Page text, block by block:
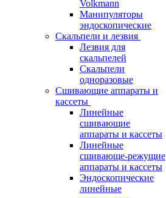
Volkmann
Манипуляторы
эндоскопические
Скальпели и лезвия
Лезвия для
скальпелей
Скальпели
одноразовые
Сшивающие аппараты и
кассеты
Линейные
сшивающие
аппараты и кассеты
Линейные
сшивающе-режущие
аппараты и кассеты
Эндоскопические
линейные